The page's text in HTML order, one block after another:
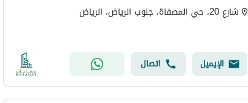
شارع 20، حي المصفاة، جنوب الرياض، الرياض
الإيميل اتصال